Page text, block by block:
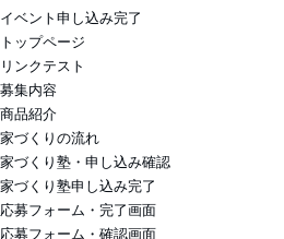
イベント申し込み完了
トップページ
リンクテスト
募集内容
商品紹介
家づくりの流れ
家づくり塾・申し込み確認
家づくり塾申し込み完了
応募フォーム・完了画面
応募フォーム・確認画面